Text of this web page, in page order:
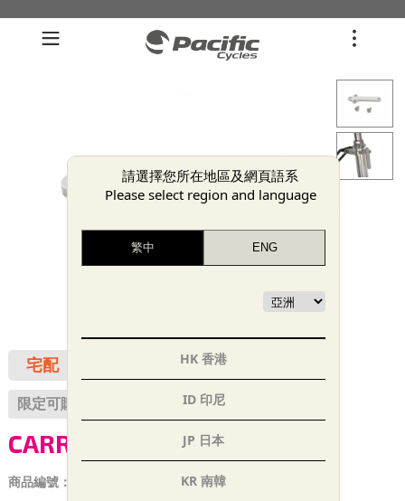
請選擇您所在地區及網頁語系
Please select region and language
HK 香港
ID 印尼
JP 日本
KR 南韓
宅配
限定可購買之會員群組
CARRYME杯架取付
商品編號：